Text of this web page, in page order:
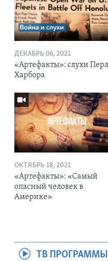
ДЕКАБРЬ 06, 2021
«Артефакты»: слухи
Харбора
ОКТЯБРЬ 18, 2021
«Артефакты»: «Самый
опасный человек в
Америке»
ТВ ПРОГРАММЫ